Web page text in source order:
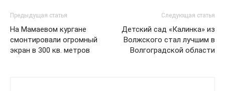
Предыдущая статья
На Мамаевом кургане
смонтировали огромный
экран в 300 кв. метров
Следующая статья
Детский сад «Калинка» из
Волжского стал лучшим в
Волгоградской области